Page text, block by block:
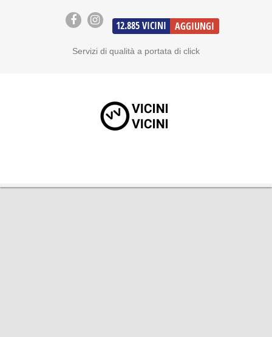
12.885 VICINI AGGIUNGI
Servizi di qualità a portata di click